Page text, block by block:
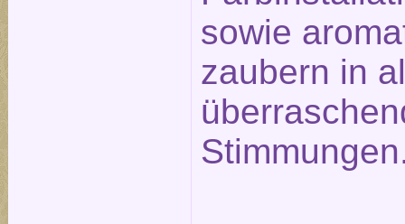
sowie
zaubern in